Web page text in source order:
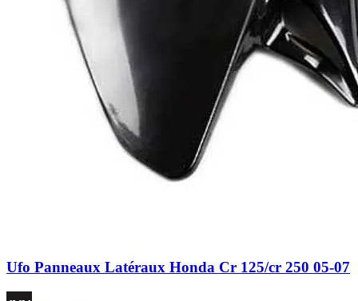
Ufo Panneaux Latéraux Honda Cr 125/cr 250 05-07